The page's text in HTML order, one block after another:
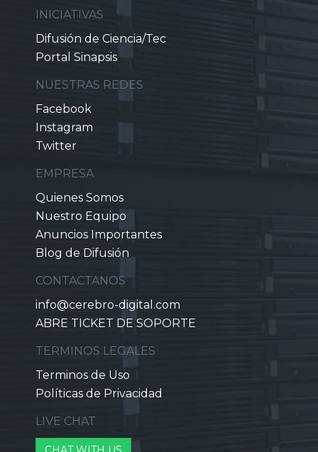
INICIATIVAS
Difusión de Ciencia/Tec
Portal Sinapsis
NUESTRAS REDES
Facebook
Instagram
Twitter
EMPRESA
Quienes Somos
Nuestro Equipo
Anuncios Importantes
Blog de Difusión
CONTACTANOS
info@cerebro-digital.com
ABRE TICKET DE SOPORTE
TERMINOS LEGALES
Terminos de Uso
Políticas de Privacidad
LIVE CHAT